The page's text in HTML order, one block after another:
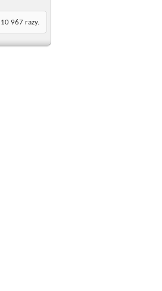
10 967 razy.